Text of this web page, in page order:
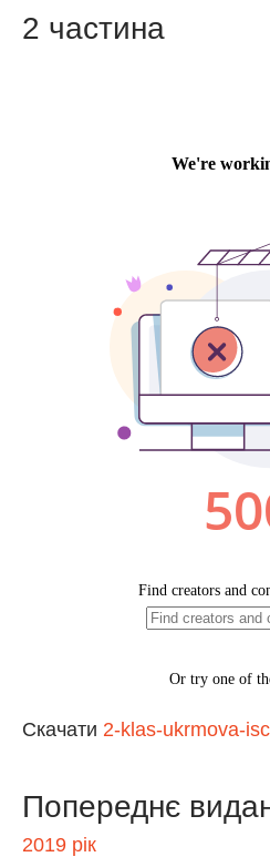
2 частина
Скачати 2-klas-ukrmova-
Попереднє
2019 рік